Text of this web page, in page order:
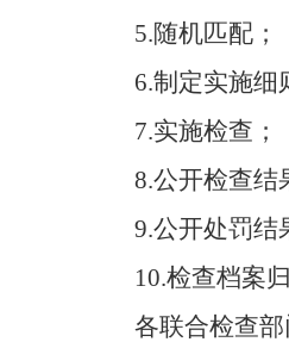
5.随机匹配；
6.制定实施细
7.实施检查；
8.公开检查结
9.公开处罚结
10.检查档案归
各联合检查